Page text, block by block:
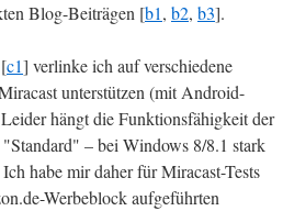
Blog-Beiträgen [b1, b2, b3].
c1] verlinke ich auf verschiedene
unterstützen (mit Android-
hängt die Funktionsfähigkeit der
– bei Windows 8/8.1 stark
habe mir daher für Miracast-Tests
Werbeblock aufgeführten